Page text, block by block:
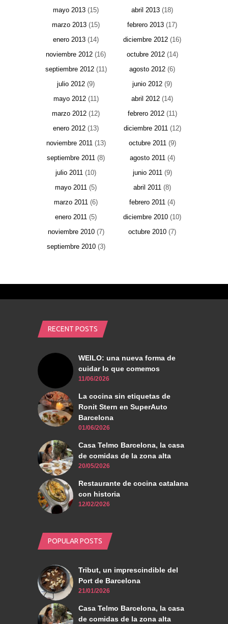
mayo 2013 (15) abril 2013 (18)
marzo 2013 (15) febrero 2013 (17)
enero 2013 (14) diciembre 2012 (16)
noviembre 2012 (16) octubre 2012(14)
septiembre 2012(11) agosto 2012 (6)
julio 2012 (9) junio 2012 (9)
mayo 2012(11) abril 2012 (14)
marzo 2012 (12) febrero 2012(11)
enero 2012 (13) diciembre 2011(12)
noviembre 2011(13) octubre 2011(9)
septiembre 2011 (8) agosto 2011(4)
julio 2011 (10) junio 2011(9)
mayo 2011 (5) abril 2011 (8)
marzo 2011 (6) febrero 2011 (4)
enero 2011 (5) diciembre 2010 (10)
noviembre 2010(7) octubre 2010 (7)
septiembre 2010(3)
RECENT POSTS
WEILO: una nueva forma de
cuidar lo que comemos
11/06/2026
La cocina sin etiquetas de
Ronit Stern en SuperAuto
Barcelona
01/06/2026
Casa Telmo Barcelona, la casa
de comidas de la zona alta
20/05/2026
Restaurante de cocina catalana
con historia
12/02/2026
POPULAR POSTS
Tribut, un imprescindible del
Port de Barcelona
21/01/2026
Casa Telmo Barcelona, la casa
de comidas de la zona alta